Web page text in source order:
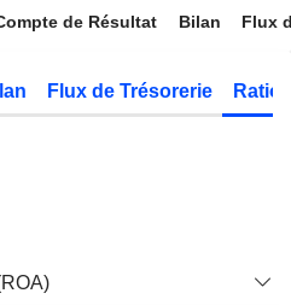
de Résultat Bilan Flux
Flux de Trésorerie